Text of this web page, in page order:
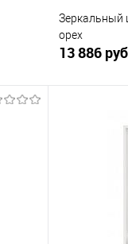
12
Зеркальный
орех
13 886